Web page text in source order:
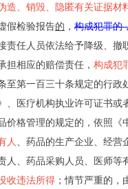
造、销毁、隐匿有关证据
假检验报告的 ， 构成犯罪的
责任人员依法给予降级、
担相应的赔偿责任， 构成犯
第一百三十条规定的行政
、医疗机构执业许可证书
价格管理的规定的，依照《
人 、药品的生产企业、经营
人、药品采购人员、医师等
收违法所得 ；情节严重的